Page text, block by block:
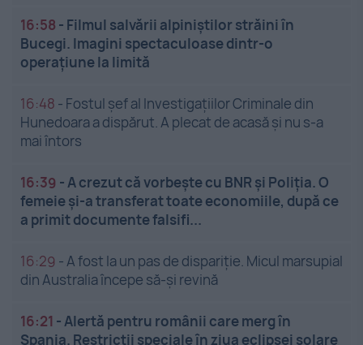
16:58 - Filmul salvării alpiniștilor străini în
Bucegi. Imagini spectaculoase dintr-o
operațiune la limită
16:48 - Fostul șef al Investigațiilor Criminale din
Hunedoara a dispărut. A plecat de acasă și nu s-a
mai întors
16:39 -A crezut că vorbește cu BNR și Poliția. O
femeie și-a transferat toate economiile, după ce
a primit documente falsifi...
16:29 -A fost la un pas de dispariție. Micul marsupial
din Australia începe să-și revină
16:21 -Alertă pentru românii care merg în
Spania. Restricții speciale în ziua eclipsei solare